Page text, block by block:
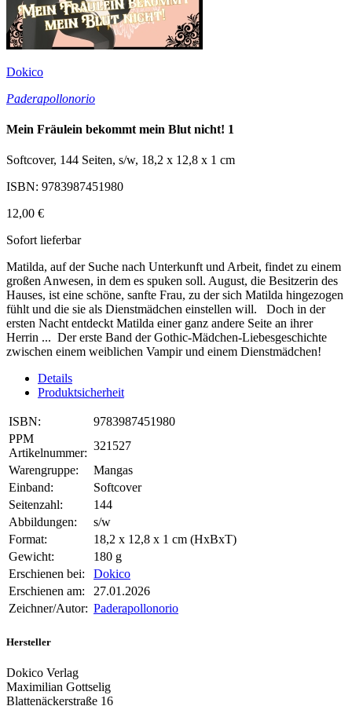
Dokico
Paderapollonorio
Mein Fräulein bekommt mein Blut nicht! 1
Softcover, 144 Seiten, s/w, 18,2 x 12,8 x 1 cm
ISBN: 9783987451980
12,00 €
Sofort lieferbar
Matilda, auf der Suche nach Unterkunft und Arbeit, findet zu einem
großen Anwesen, in dem es spuken soll. August, die Besitzerin des
Hauses, ist eine schöne, sanfte Frau, zu der sich Matilda hingezogen
fühlt und die sie als Dienstmädchen einstellen will. Doch in der
ersten Nacht entdeckt Matilda einer ganz andere Seite an ihrer
Herrin ... Der erste Band der Gothic-Mädchen-Liebesgeschichte
zwischen einem weiblichen Vampir und einem Dienstmädchen!
Details
Produktsicherheit
ISBN:
9783987451980
PPM
Artikelnummer:
321527
Warengruppe:
Mangas
Einband:
Softcover
Seitenzahl:
144
Abbildungen:
s/w
Format:
18,2 x 12,8 x 1 cm (HxBxT)
Gewicht:
180 g
Erschienen bei:
Dokico
Erschienen am:
27.01.2026
Zeichner/Autor: Paderapollonorio
Hersteller
Dokico Verlag
Maximilian Gottselig
Blattenäckerstraße 16